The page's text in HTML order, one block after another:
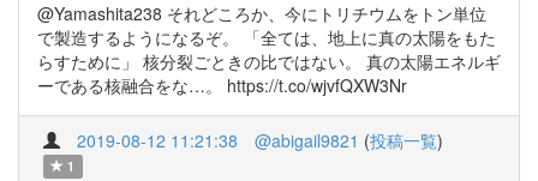
@Yamashita238 それどころか、今にトリチウムをトン単位
で製造するようになるぞ。 「全ては、地上に真の太陽をもた
らすために」 核分裂ごときの比ではない。 真の太陽エネルギ
ーである核融合をな…。 https://t.co/wjvfQXW3Nr
2019-08-12 11:21:38 @abigail9821 (投稿一覧)
1